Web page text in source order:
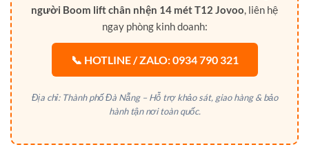
người Boom lift chân nhện 14 mét T12 Jovoo , liên hệ
ngay phòng kinh doanh:
📞 HOTLINE / ZALO: 0934 790 321
Địa chỉ: Thành phố Đà Nẵng – Hỗ trợ khảo sát, giao hàng & bảo
hành tận nơi toàn quốc.